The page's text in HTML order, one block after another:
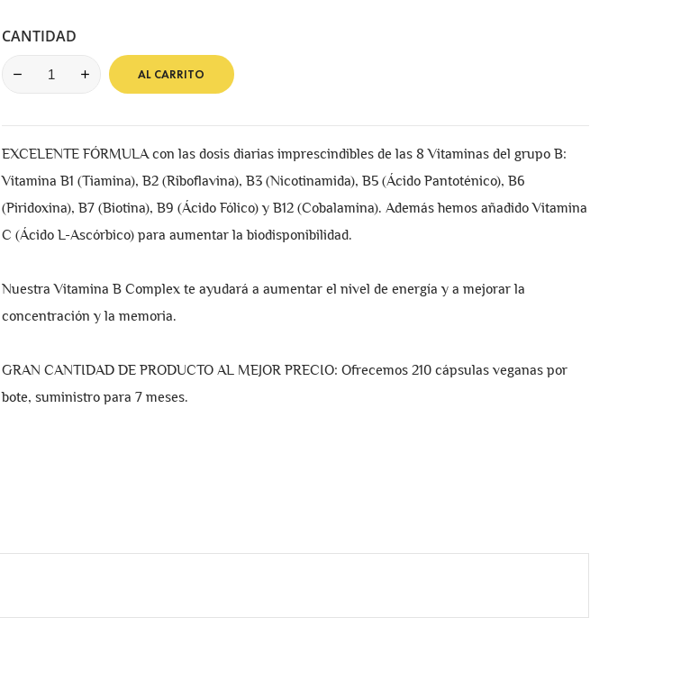
CANTIDAD
AL CARRITO
EXCELENTE FÓRMULA con las dosis diarias imprescindibles de las 8 Vitaminas del grupo B:
Vitamina B1 (Tiamina), B2 (Riboflavina), B3 (Nicotinamida), B5 (Ácido Pantoténico), B6
(Piridoxina), B7 (Biotina), B9 (Ácido Fólico) y B12 (Cobalamina). Además hemos añadido Vitamina
C (Ácido L-Ascórbico) para aumentar la biodisponibilidad.
Nuestra Vitamina B Complex te ayudará a aumentar el nivel de energía y a mejorar la
concentración y la memoria.
GRAN CANTIDAD DE PRODUCTO AL MEJOR PRECIO: Ofrecemos 210 cápsulas veganas por
bote, suministro para 7 meses.